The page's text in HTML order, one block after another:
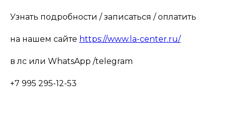
Узнать подробности / записаться / оплатить
на нашем сайте https://www.la-center.ru/
в лс или WhatsApp /telegram
+7 995 295-12-53